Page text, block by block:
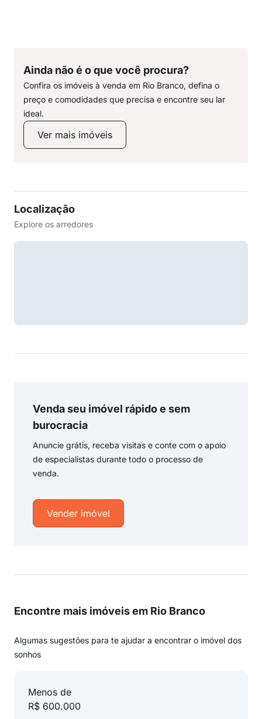
Ainda não é o que você procura?
Confira os imóveis à venda em Rio Branco, defina o
preço e comodidades que precisa e encontre seu lar
ideal.
Ver mais imóveis
Localização
Explore os arredores
Venda seu imóvel rápido e sem
burocracia
Anuncie grátis, receba visitas e conte com o apoio
de especialistas durante todo o processo de
venda.
Vender imóvel
Encontre mais imóveis em Rio Branco
Algumas sugestões para te ajudar a encontrar o imóvel dos
sonhos
Menos de
R$ 600.000